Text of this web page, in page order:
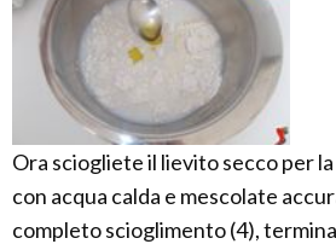
Ora sciogliete il lievito secco per la
con acqua calda e mescolate
completo scioglimento (4),